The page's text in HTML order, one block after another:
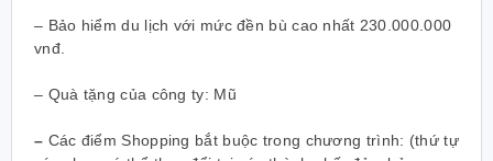
– Bảo hiểm du lịch với mức đền bù cao nhất 230.000.000
vnđ.
– Quà tặng của công ty: Mũ
– Các điểm Shopping bắt buộc trong chương trình: (thứ tự